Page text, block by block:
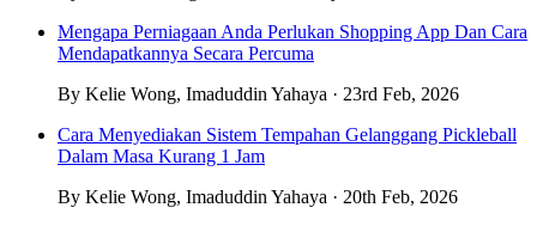
Mengapa Perniagaan Anda Perlukan Shopping App Dan Cara
Mendapatkannya Secara Percuma
By Kelie Wong, Imaduddin Yahaya · 23rd Feb, 2026
Cara Menyediakan Sistem Tempahan Gelanggang Pickleball
Dalam Masa Kurang 1 Jam
By Kelie Wong, Imaduddin Yahaya · 20th Feb, 2026